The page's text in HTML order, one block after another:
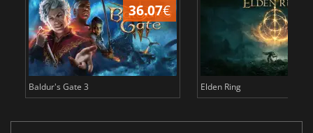
36.07€
Baldur's Gate 3 Elden Ring